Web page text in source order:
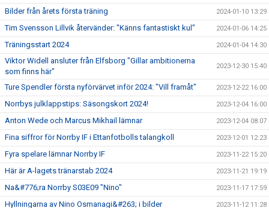
Bilder från årets första träning 2024-01-10 13:29
Tim Svensson Lillvik återvänder: "Känns fantastiskt kul" 2024-01-06 14:25
Träningsstart 2024 2024-01-04 14:30
Viktor Widell ansluter från Elfsborg "Gillar ambitionerna
som finns här"
2023-12-30 15:40
Ture Spendler första nyförvärvet inför 2024: "Vill framåt" 2023-12-22 16:00
Norrbys julklappstips: Säsongskort 2024! 2023-12-04 16:00
Anton Wede och Marcus Mikhail lämnar 2023-12-04 08:07
Fina siffror för Norrby IF i Ettanfotbolls talangkoll 2023-12-01 12:23
Fyra spelare lämnar Norrby IF 2023-11-22 15:20
Här är A-lagets tränarstab 2024 2023-11-21 19:19
Na&#776;ra Norrby S03E09 "Nino" 2023-11-17 17:59
Hyllningarna av Nino Osmanagi&#263; i bilder 2023-11-12 11:28